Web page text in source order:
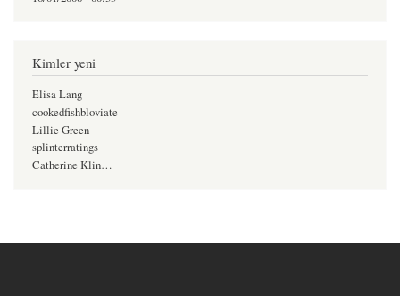
Kimler yeni
Elisa Lang
cookedfishbloviate
Lillie Green
splinterratings
Catherine Klin…